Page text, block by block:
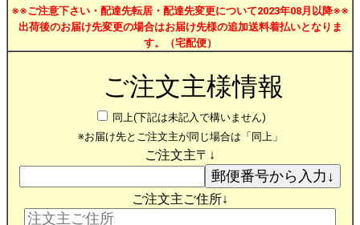
※※ご注意下さい・配達先転居・配達先変更について2023年08月以降※※
出荷後のお届け先変更の場合はお届け先様の追加送料着払いとなりま
す。（宅配便）
ご注文主様情報
同上(下記は未記入で構いません)
※お届け先とご注文主が同じ場合は「同上」
ご注文主〒↓
ご注文主ご住所↓